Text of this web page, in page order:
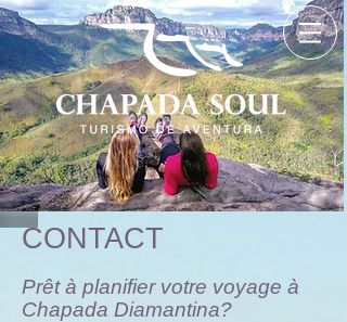
CONTACT
Prêt à planifier votre voyage à
Chapada Diamantina?